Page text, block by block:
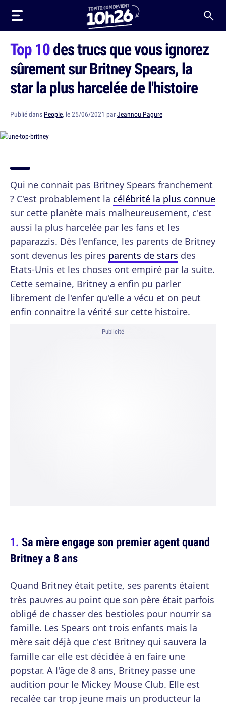
Top 10des trucs que vous ignorez
sûrement sur Britney Spears, la
star la plus harcelée de l'histoire
Publié dans People, le 25/06/2021 parJeannou Pagure
Qui ne connait pas Britney Spears franchement
? C'est probablement la célébrité la plus connue
sur cette planète mais malheureusement, c'est
aussi la plus harcelée par les fans et les
paparazzis. Dès l'enfance, les parents de Britney
sont devenus les pires parents de stars des
Etats-Unis et les choses ont empiré par la suite.
Cette semaine, Britney a enfin pu parler
librement de l'enfer qu'elle a vécu et on peut
enfin connaitre la vérité sur cette histoire.
Publicité
Sa mère engage son premier agent quand
Britney a 8 ans
Quand Britney était petite, ses parents étaient
très pauvres au point que son père était parfois
obligé de chasser des bestioles pour nourrir sa
famille. Les Spears ont trois enfants mais la
mère sait déjà que c'est Britney qui sauvera la
famille car elle est décidée à en faire une
popstar. A l'âge de 8 ans, Britney passe une
audition pour le Mickey Mouse Club. Elle est
recalée car trop jeune mais un producteur la